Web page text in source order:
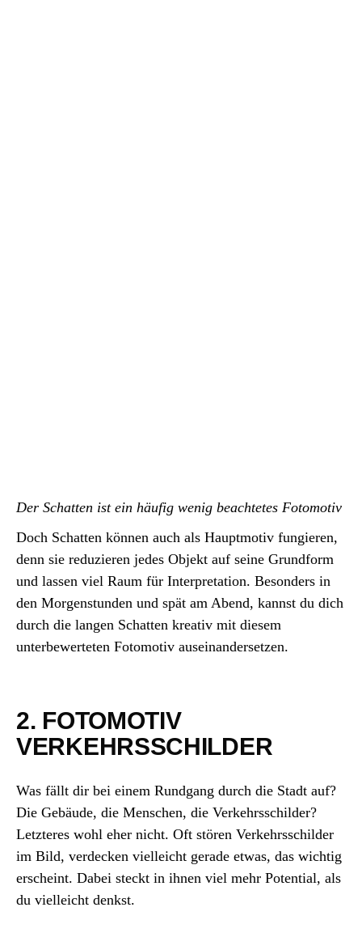
Der Schatten ist ein häufig wenig beachtetes Fotomotiv
Doch Schatten können auch als Hauptmotiv fungieren,
denn sie reduzieren jedes Objekt auf seine Grundform
und lassen viel Raum für Interpretation. Besonders in
den Morgenstunden und spät am Abend, kannst du dich
durch die langen Schatten kreativ mit diesem
unterbewerteten Fotomotiv auseinandersetzen.
2. FOTOMOTIV
VERKEHRSSCHILDER
Was fällt dir bei einem Rundgang durch die Stadt auf?
Die Gebäude, die Menschen, die Verkehrsschilder?
Letzteres wohl eher nicht. Oft stören Verkehrsschilder
im Bild, verdecken vielleicht gerade etwas, das wichtig
erscheint. Dabei steckt in ihnen viel mehr Potential, als
du vielleicht denkst.